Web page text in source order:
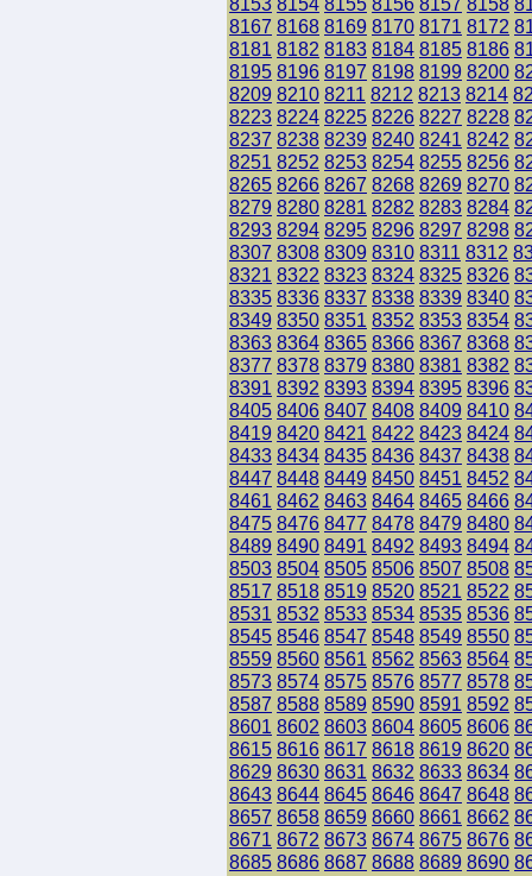
8167 8168 8169 8170 8171 8172
8181 8182 8183 8184 8185 8186
8195 8196 8197 8198 8199 8200
8209 8210 8211 8212 8213 8214
8223 8224 8225 8226 8227 8228
8237 8238 8239 8240 8241 8242
8251 8252 8253 8254 8255 8256
8265 8266 8267 8268 8269 8270
8279 8280 8281 8282 8283 8284
8293 8294 8295 8296 8297 8298
8307 8308 8309 8310 8311 8312
8321 8322 8323 8324 8325 8326
8335 8336 8337 8338 8339 8340
8349 8350 8351 8352 8353 8354
8363 8364 8365 8366 8367 8368
8377 8378 8379 8380 8381 8382
8391 8392 8393 8394 8395 8396
8405 8406 8407 8408 8409 8410
8419 8420 8421 8422 8423 8424
8433 8434 8435 8436 8437 8438
8447 8448 8449 8450 8451 8452
8461 8462 8463 8464 8465 8466
8475 8476 8477 8478 8479 8480
8489 8490 8491 8492 8493 8494
8503 8504 8505 8506 8507 8508
8517 8518 8519 8520 8521 8522
8531 8532 8533 8534 8535 8536
8545 8546 8547 8548 8549 8550
8559 8560 8561 8562 8563 8564
8573 8574 8575 8576 8577 8578
8587 8588 8589 8590 8591 8592
8601 8602 8603 8604 8605 8606
8615 8616 8617 8618 8619 8620
8629 8630 8631 8632 8633 8634
8643 8644 8645 8646 8647 8648
8657 8658 8659 8660 8661 8662
8671 8672 8673 8674 8675 8676
8685 8686 8687 8688 8689 8690